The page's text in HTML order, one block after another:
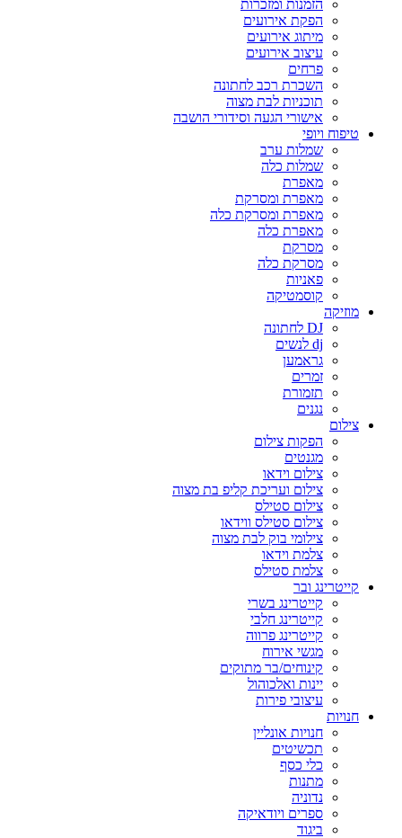
הזמנות ומזכרות
הפקת אירועים
מיתוג אירועים
עיצוב אירועים
פרחים
השכרת רכב לחתונה
תוכניות לבת מצוה
אישורי הגעה וסידורי הושבה
טיפוח ויופי
שמלות ערב
שמלות כלה
מאפרת
מאפרת ומסרקת
מאפרת ומסרקת כלה
מאפרת כלה
מסרקת
מסרקת כלה
פאניות
קוסמטיקה
מוזיקה
DJ לחתונה
dj לנשים
גראמען
זמרים
תזמורת
נגנים
צילום
הפקות צילום
מגנטים
צילום וידאו
צילום ועריכת קליפ בת מצוה
צילום סטילס
צילום סטילס ווידאו
צילומי בוק לבת מצוה
צלמת וידאו
צלמת סטילס
קייטרינג ובר
קייטרינג בשרי
קייטרינג חלבי
קייטרינג פרווה
מגשי אירוח
קינוחים/בר מתוקים
יינות ואלכוהול
עיצובי פירות
חנויות
חנויות אונליין
תכשיטים
כלי כסף
מתנות
נדוניה
ספרים ויודאיקה
ביגוד